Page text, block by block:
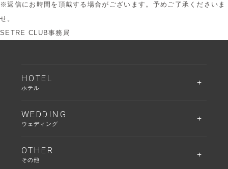
※返信にお時間を頂戴する場合がございます。予めご了承くださいま
せ。
SETRE CLUB事務局
HOTEL
ホテル
WEDDING
ウェディング
OTHER
その他